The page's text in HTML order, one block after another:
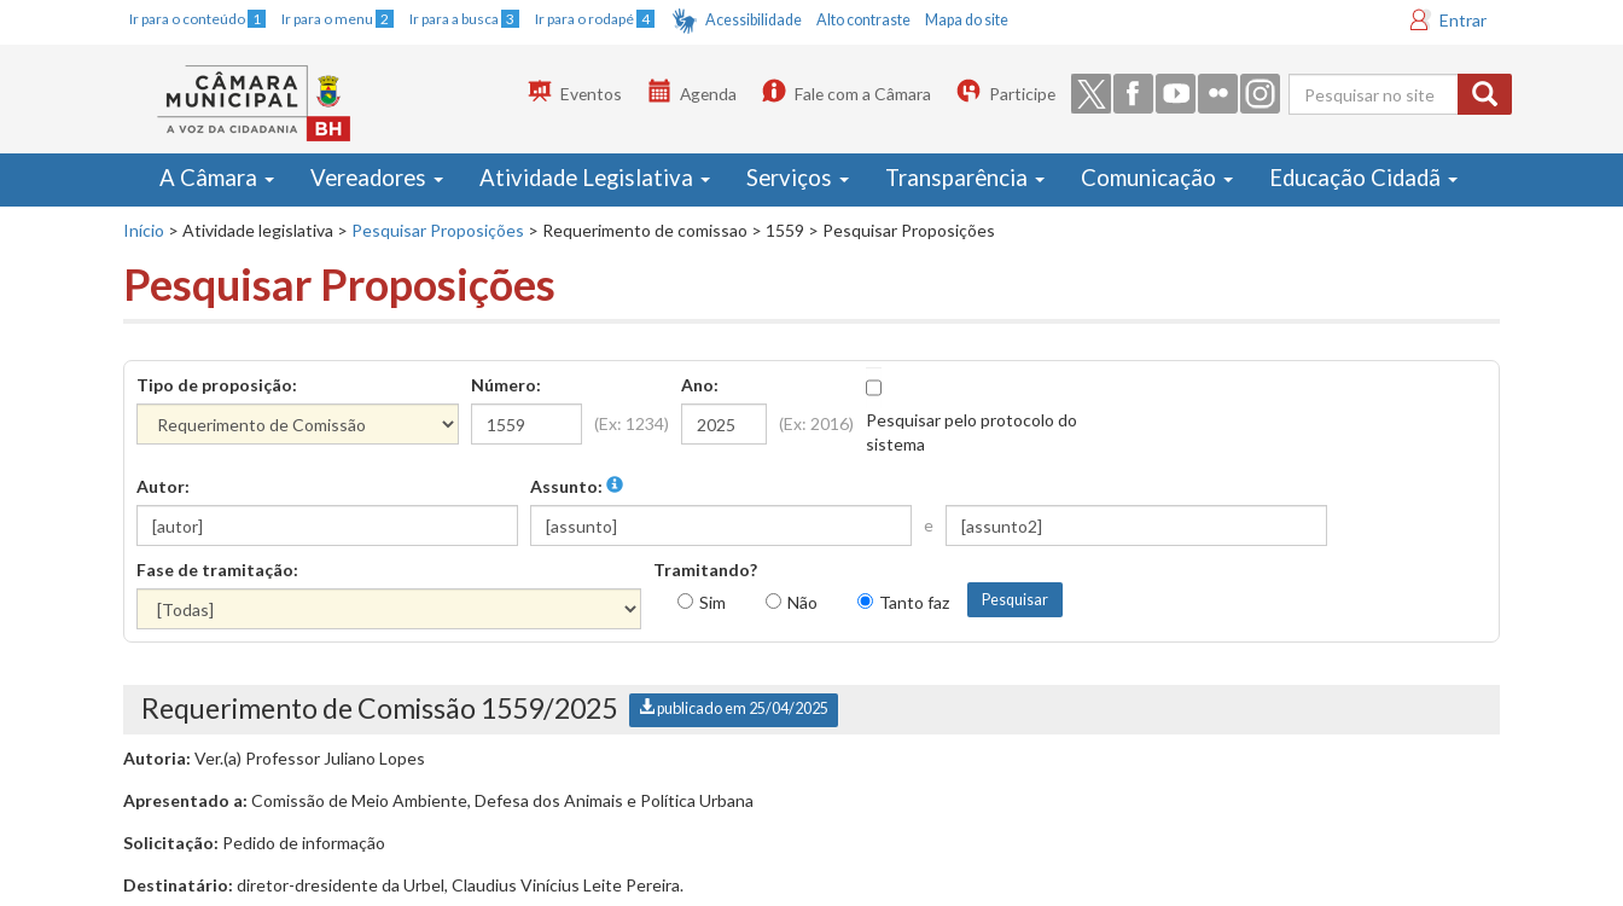
Ir para o conteúdo 1 Ir para o menu 2 Ir para a busca 3 Ir para o rodapé 4 Acessibilidade Alto contraste Mapa do site Entrar
Formulário
de busca
Eventos Agenda Fale com a Câmara Participe
A Câmara Vereadores Atividade Legislativa Serviços Transparência Comunicação Educação Cidadã
Início > Atividade legislativa > Pesquisar Proposições > Requerimento de comissao > 1559 > Pesquisar Proposições
Pesquisar Proposições
Tipo de proposição:
Número:
(Ex: 1234)
Ano:
(Ex: 2016)
Pesquisar pelo protocolo do
sistema
Autor:
Assunto:
e
Fase de tramitação:
Tramitando?
Sim
Não Tanto faz
Requerimento de Comissão 1559/2025 publicado em 25/04/2025
Autoria: Ver.(a) Professor Juliano Lopes
Apresentado a: Comissão de Meio Ambiente, Defesa dos Animais e Política Urbana
Solicitação: Pedido de informação
Destinatário: diretor-dresidente da Urbel, Claudius Vinícius Leite Pereira.